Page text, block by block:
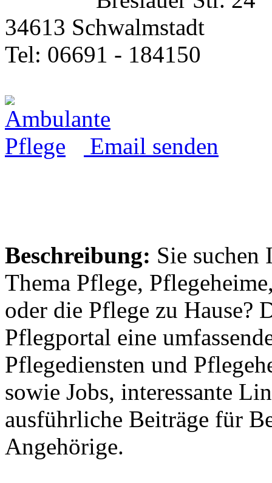
34613 Schwalmstadt
Tel: 06691 - 184150
Email senden
Beschreibung: Sie suchen
Thema Pflege,
oder die Pflege zu Hause?
Pflegportal eine
Pflegediensten und
sowie Jobs, interessante
ausführliche Beiträge für
Angehörige.